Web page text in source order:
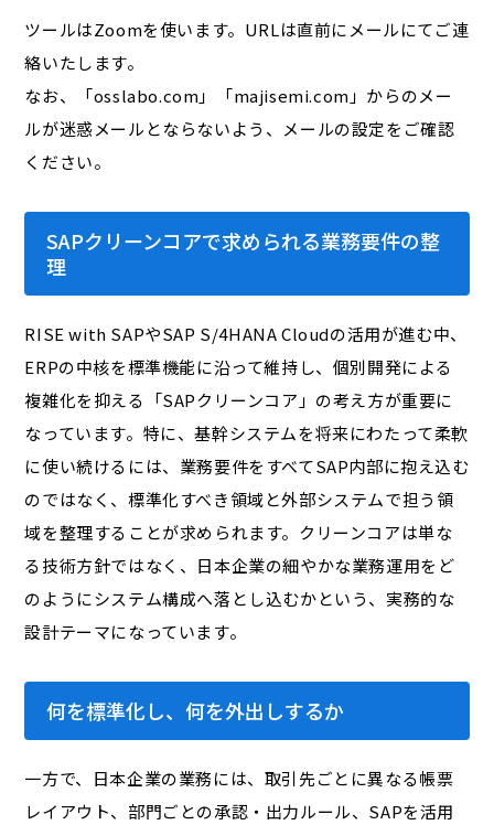
ツールはZoomを使います。URLは直前にメールにてご連
絡いたします。
なお、「osslabo.com」「majisemi.com」からのメー
ルが迷惑メールとならないよう、メールの設定をご確認
ください。
SAPクリーンコアで求められる業務要件の整
理
RISE with SAPやSAP S/4HANA Cloudの活用が進む中、
ERPの中核を標準機能に沿って維持し、個別開発による
複雑化を抑える「SAPクリーンコア」の考え方が重要に
なっています。特に、基幹システムを将来にわたって柔軟
に使い続けるには、業務要件をすべてSAP内部に抱え込む
のではなく、標準化すべき領域と外部システムで担う領
域を整理することが求められます。クリーンコアは単な
る技術方針ではなく、日本企業の細やかな業務運用をど
のようにシステム構成へ落とし込むかという、実務的な
設計テーマになっています。
何を標準化し、何を外出しするか
一方で、日本企業の業務には、取引先ごとに異なる帳票
レイアウト、部門ごとの承認・出力ルール、SAPを活用